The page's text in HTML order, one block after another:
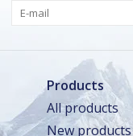
Products
All products
New products